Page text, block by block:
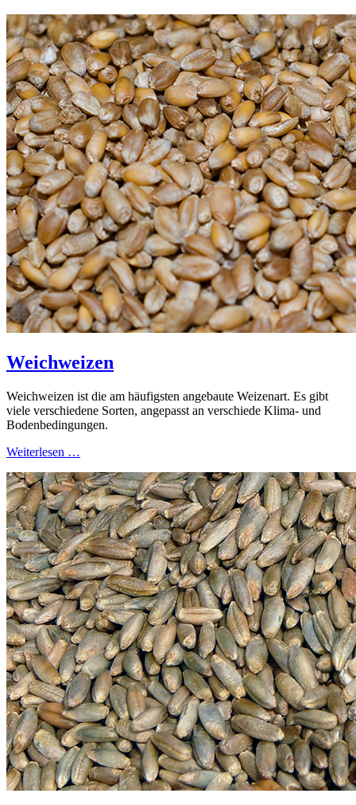
Weichweizen
Weichweizen ist die am häufigsten angebaute Weizenart. Es gibt
viele verschiedene Sorten, angepasst an verschiede Klima- und
Bodenbedingungen.
Weiterlesen …